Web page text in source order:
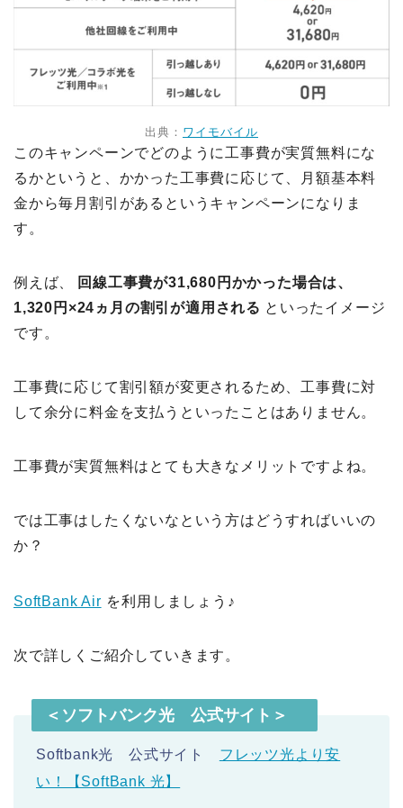
出典： ワイモバイル
このキャンペーンでどのように工事費が実質無料にな
るかというと、かかった工事費に応じて、月額基本料
金から毎月割引があるというキャンペーンになりま
す。
例えば、
回線工事費が31,680円かかった場合は、
1,320円×24ヵ月の割引が適用される といったイメージ
です。
工事費に応じて割引額が変更されるため、工事費に対
して余分に料金を支払うといったことはありません。
工事費が実質無料はとても大きなメリットですよね。
では工事はしたくないなという方はどうすればいいの
か？
SoftBank Air を利用しましょう♪
次で詳しくご紹介していきます。
＜ソフトバンク光 公式サイト＞
Softbank光 公式サイト フレッツ光より安
い！【SoftBank 光】